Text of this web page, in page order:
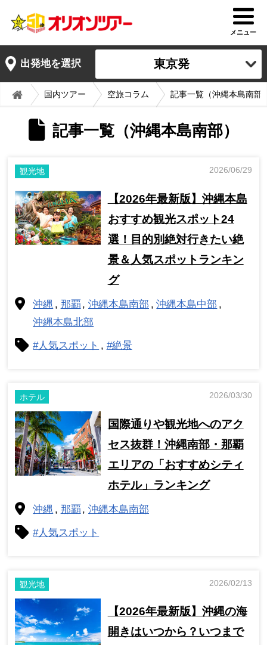
メニュー
出発地を選択 東京発
国内ツアー 空旅コラム 記事一覧（沖縄本島南部
記事一覧（沖縄本島南部）
観光地 2026/06/29
【2026年最新版】沖縄本島
おすすめ観光スポット24
選！目的別絶対行きたい絶
景＆人気スポットランキン
グ
沖縄 那覇 沖縄本島南部
沖縄本島中部
沖縄本島北部
#人気スポット #絶景
ホテル 2026/03/30
国際通りや観光地へのアク
セス抜群！沖縄南部・那覇
エリアの「おすすめシティ
ホテル」ランキング
沖縄 那覇 沖縄本島南部
#人気スポット
観光地 2026/02/13
【2026年最新版】沖縄の海
開きはいつから？いつまで